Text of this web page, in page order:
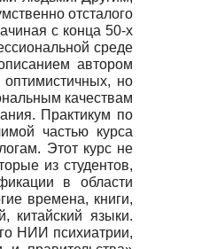
отсталого
с конца 50-х
среде
автором
но
качествам
Практикум по
частью курса
Этот курс не
из студентов,
в области
времена, книги,
китайский языки.
НИИ психиатрии,